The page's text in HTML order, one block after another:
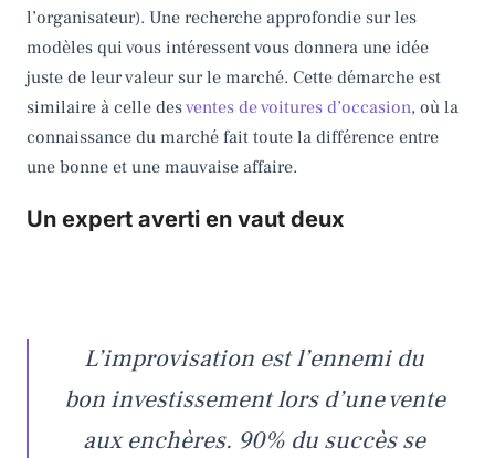
l’organisateur). Une recherche approfondie sur les
modèles qui vous intéressent vous donnera une idée
juste de leur valeur sur le marché. Cette démarche est
similaire à celle desventes de voitures d’occasion, où la
connaissance du marché fait toute la différence entre
une bonne et une mauvaise affaire.
Un expert averti en vaut deux
L’improvisation est l’ennemi du
bon investissement lors d’une vente
aux enchères. 90% du succès se